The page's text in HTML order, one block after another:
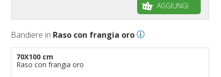
AGGIUNGI
Bandiere in Raso con frangia oro
70X100 cm
Raso con frangia oro